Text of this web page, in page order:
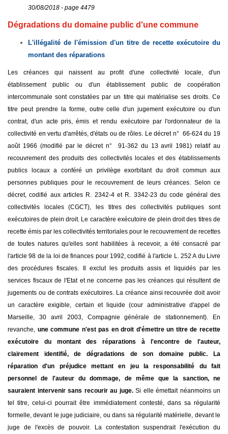
30/08/2018 - page 4479
Dégradations du domaine public d'une commune
L'illégalité de l'émission d'un titre de recette exécutoire du
montant des réparations
Les créances qui naissent au profit d'une collectivité locale, d'un
établissement public ou d'un établissement public de coopération
intercommunale sont constatées par un titre qui matérialise ses droits. Ce
titre peut prendre la forme, outre celle d'un jugement exécutoire ou d'un
contrat, d'un acte pris, émis et rendu exécutoire par l'ordonnateur de la
collectivité en vertu d'arrêtés, d'états ou de rôles. Le décret n° 66-624 du 19
août 1966 (modifié par le décret n° 91-362 du 13 avril 1981) relatif au
recouvrement des produits des collectivités locales et des établissements
publics locaux a conféré un privilège exorbitant du droit commun aux
personnes publiques pour le recouvrement de leurs créances. Selon ce
décret, codifié aux articles R. 2342-4 et R. 3342-23 du code général des
collectivités locales (CGCT), les titres des collectivités publiques sont
exécutoires de plein droit. Le caractère exécutoire de plein droit des titres de
recette émis par les collectivités territoriales pour le recouvrement de recettes
de toutes natures qu'elles sont habilitées à recevoir, a été consacré par
l'article 98 de la loi de finances pour 1992, codifié à l'article L. 252 A du Livre
des procédures fiscales. Il exclut les produits assis et liquidés par les
services fiscaux de l'Etat et ne concerne pas les créances qui résultent de
jugements ou de contrats exécutoires. La créance ainsi recouvrée doit avoir
un caractère exigible, certain et liquide (cour administrative d'appel de
Marseille, 30 avril 2003, Compagnie générale de stationnement). En
revanche, une commune n'est pas en droit d'émettre un titre de recette
exécutoire du montant des réparations à l'encontre de l'auteur,
clairement identifié, de dégradations de son domaine public. La
réparation d'un préjudice mettant en jeu la responsabilité du fait
personnel de l'auteur du dommage, de même que la sanction, ne
sauraient intervenir sans recourir au juge.Si elle émettait néanmoins un
tel titre, celui-ci pourrait être immédiatement contesté, dans sa régularité
formelle, devant le juge judiciaire, ou dans sa régularité matérielle, devant le
juge de l'excès de pouvoir. La contestation suspendrait l'exécution du